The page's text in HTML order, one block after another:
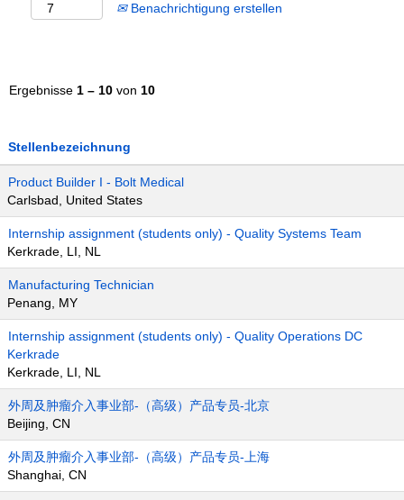
Benachrichtigung erstellen
Ergebnisse 1 – 10 von 10
Stellenbezeichnung
Product Builder I - Bolt Medical
Carlsbad, United States
Internship assignment (students only) - Quality Systems Team
Kerkrade, LI, NL
Manufacturing Technician
Penang, MY
Internship assignment (students only) - Quality Operations DC
Kerkrade
Kerkrade, LI, NL
外周及肿瘤介入事业部-（高级）产品专员-北京
Beijing, CN
外周及肿瘤介入事业部-（高级）产品专员-上海
Shanghai, CN